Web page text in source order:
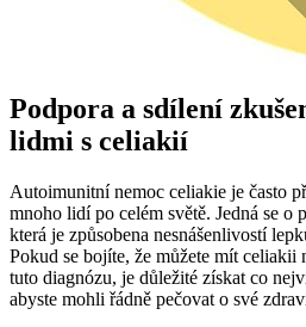
Podpora a sdílení
lidmi s celiakií
Autoimunitní nemoc celiakie je často
mnoho lidí po celém světě. Jedná se o
která je způsobena nesnášenlivostí
Pokud se bojíte, že můžete mít celiakii
tuto diagnózu, je důležité získat co
abyste mohli řádně pečovat o své